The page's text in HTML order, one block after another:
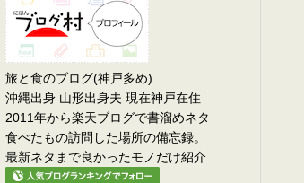
旅と食のブログ(神戸多め)
沖縄出身 山形出身夫 現在神戸在住
2011年から楽天ブログで書溜めネタ
食べたもの訪問した場所の備忘録。
最新ネタまで良かったモノだけ紹介